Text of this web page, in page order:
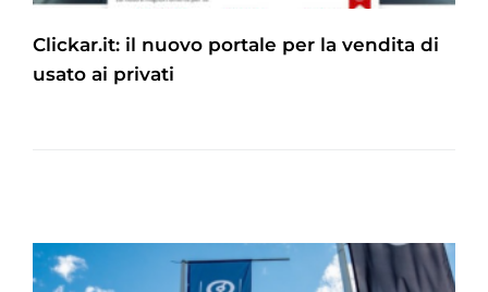
Clickar.it: il nuovo portale per la vendita di
usato ai privati